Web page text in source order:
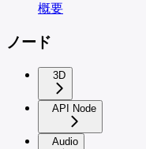
概要
ノード
3D
API Node
Audio